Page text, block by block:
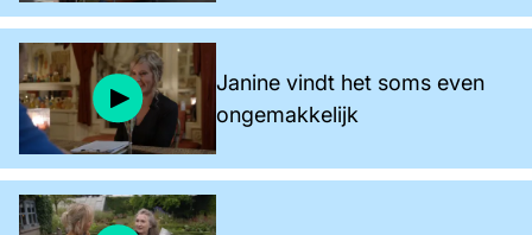
Janine vindt het soms even
ongemakkelijk